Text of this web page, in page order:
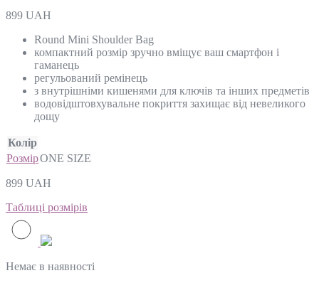
899 UAH
Round Mini Shoulder Bag
компактний розмір зручно вміщує ваш смартфон і
гаманець
регульований ремінець
з внутрішніми кишенями для ключів та інших предметів
водовідштовхувальне покриття захищає від невеликого
дощу
Колір
РозмірONE SIZE
899 UAH
Таблиці розмірів
Немає в наявності